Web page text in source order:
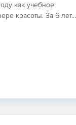
как учебное
красоты. За 6 лет...